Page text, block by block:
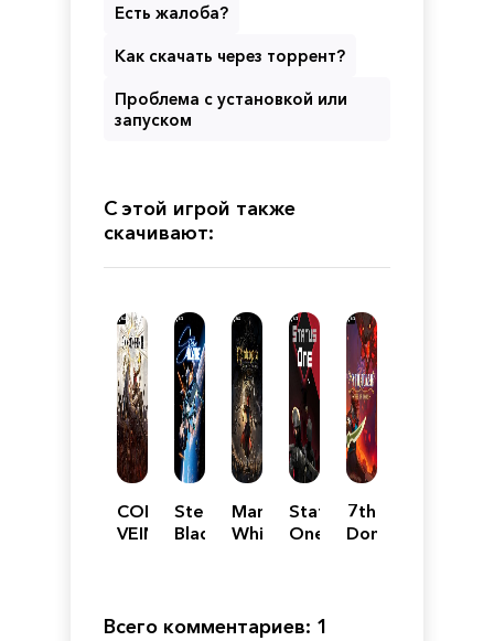
Есть жалоба?
Как скачать через торрент?
Проблема с установкой или
запуском
С этой игрой также
скачивают:
CODE
VEIN
Stellar
Blade
Mandragora:
Whispers
Tree
Status
One
7th
Domain:Tree
Всего комментариев: 1